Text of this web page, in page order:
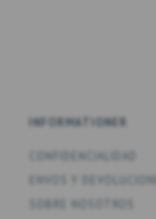
INFORMATIONER
CONFIDENCIALIDAD